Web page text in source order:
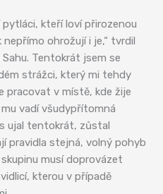
kteří loví přirozenou
ohrožují i je,“ tvrdil
Tentokrát jsem se
strážci, který mi tehdy
pracovat v místě, kde žije
vadí všudypřítomná
ujal tentokrát, zůstal
pravidla stejná, volný pohyb
musí doprovázet
kterou v případě